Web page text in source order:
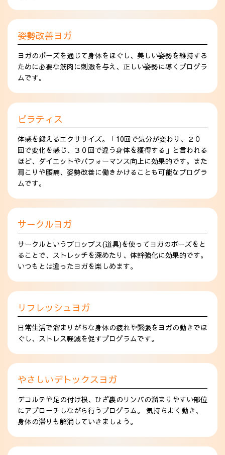
姿勢改善ヨガ
ヨガのポーズを通じて身体をほぐし、美しい姿勢を維持する
ために必要な筋肉に刺激を与え、正しい姿勢に導くプログラ
ムです。
ピラティス
体感を鍛えるエクササイズ。「10回で気分が変わり、２０
回で変化を感じ、３０回で違う身体を獲得する」と言われる
ほど、ダイエットやパフォーマンス向上に効果的です。また
肩こりや腰痛、姿勢改善に働きかけることも可能なプログラ
ムです。
サークルヨガ
サークルというプロップス(道具)を使ってヨガのポーズをと
ることで、ストレッチを深めたり、体幹強化に効果的です。
いつもとは違ったヨガを楽しめます。
リフレッシュヨガ
日常生活で溜まりがちな身体の疲れや緊張をヨガの動きでほ
ぐし、ストレス軽減を促すプログラムです。
やさしいデトックスヨガ
デコルテや足の付け根、ひざ裏のリンパの溜まりやすい部位
にアプローチしながら行うプログラム。 気持ちよく動き、
身体の滞りも解消していきましょう。